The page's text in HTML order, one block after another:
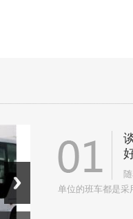
单位的班车都是采